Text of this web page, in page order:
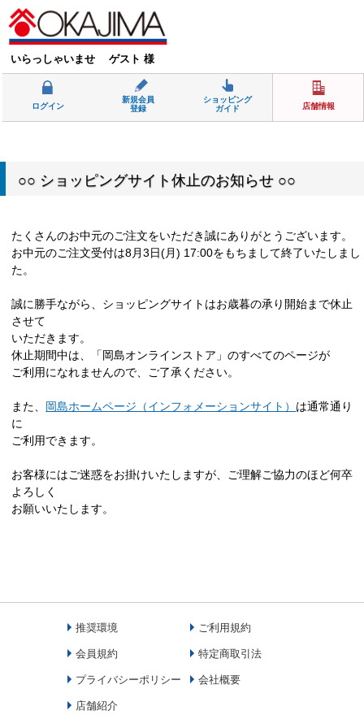
いらっしゃいませ ゲスト 様
ログイン
新規会員
登録
ショッピング
ガイド
店舗情報
○○ ショッピングサイト休止のお知らせ ○○
たくさんのお中元のご注文をいただき誠にありがとうございます。
お中元のご注文受付は8月3日(月) 17:00をもちまして終了いたしまし
た。
誠に勝手ながら、ショッピングサイトはお歳暮の承り開始まで休止
させて
いただきます。
休止期間中は、「岡島オンラインストア」のすべてのページが
ご利用になれませんので、ご了承ください。
また、 岡島ホームページ（インフォメーションサイト） は通常通り
に
ご利用できます。
お客様にはご迷惑をお掛けいたしますが、ご理解ご協力のほど何卒
よろしく
お願いいたします。
推奨環境 ご利用規約
会員規約 特定商取引法
プライバシーポリシー 会社概要
店舗紹介